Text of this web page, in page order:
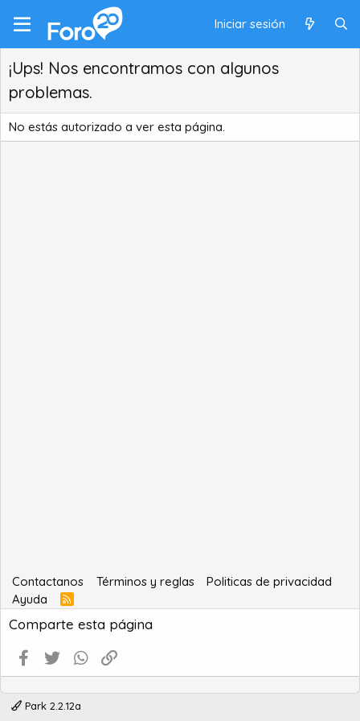
Iniciar sesión
¡Ups! Nos encontramos con algunos
problemas.
No estás autorizado a ver esta página.
Contactanos Términos y reglas
Politicas de privacidad
Ayuda
R
S
S
Comparte esta página
Facebook
Twitter WhatsApp
Park 2.2.12a